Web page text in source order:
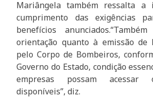
Mariângela também ressalta a
cumprimento das exigências
benefícios
orientação quanto à emissão de
pelo Corpo de Bombeiros,
Governo do Estado, condição
empresas possam acessar
disponíveis”, diz.